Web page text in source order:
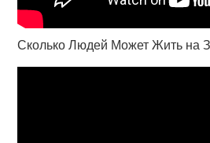
Сколько Людей Может Жить на